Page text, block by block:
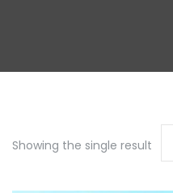
Showing the single result